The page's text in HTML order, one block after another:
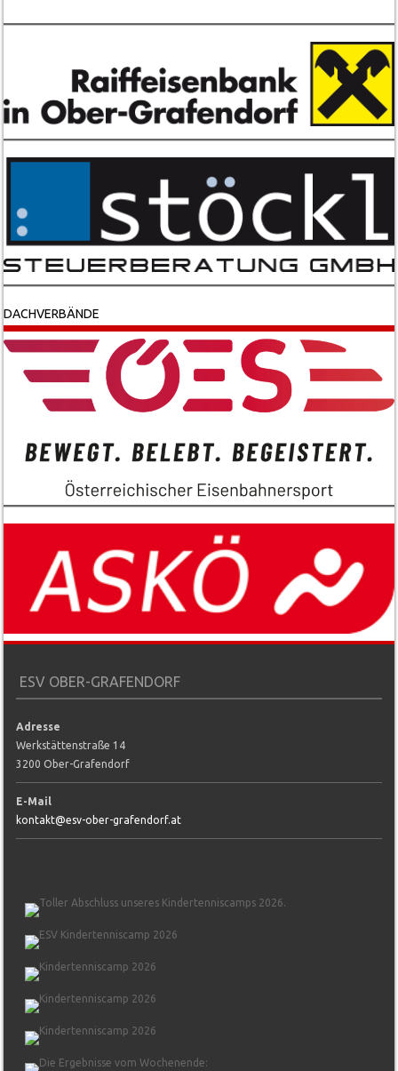
DACHVERBÄNDE
ESV OBER-GRAFENDORF
Adresse
Werkstättenstraße 14
3200 Ober-Grafendorf
E-Mail
kontakt@esv-ober-grafendorf.at